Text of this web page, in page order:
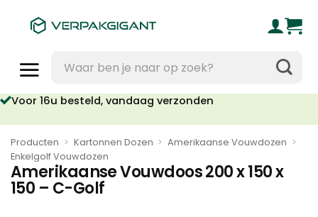
naar:
16u besteld, vandaag verzonden
Geen orderkosten vanaf €95
Producten > Kartonnen Dozen > Amerikaanse Vouwdozen >
Enkelgolf Vouwdozen
Amerikaanse Vouwdoos 200 x 150 x
150 – C-Golf